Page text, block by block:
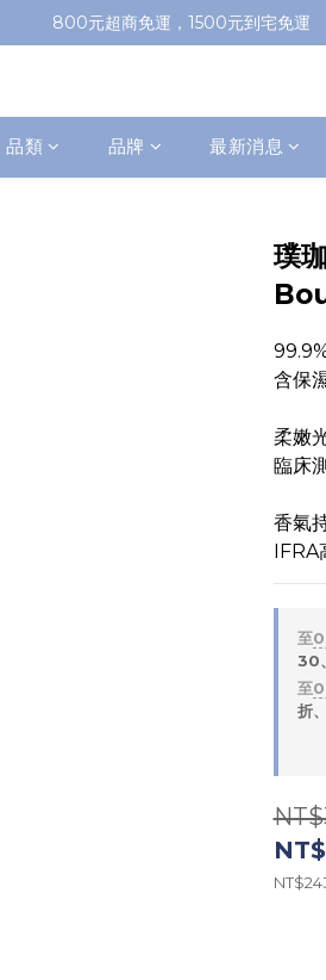
加入會員即送100元購物金，推薦好友，再送
800元超商免運，1500元到宅免運
品類 品牌 最新消息
璞
含保
柔嫩
臨床
香氣
IFRA
至
30
至
折